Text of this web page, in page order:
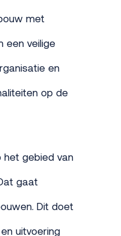
met
een veilige
en
op de
het gebied van
gaat
Dit doet
uitvoering